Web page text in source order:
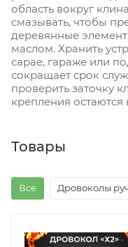
область вокруг
смазывать, чтобы
деревянные
маслом. Хранить
сарае, гараже или
сокращает срок
проверить заточку
крепления
Товары
Все Дровоколы